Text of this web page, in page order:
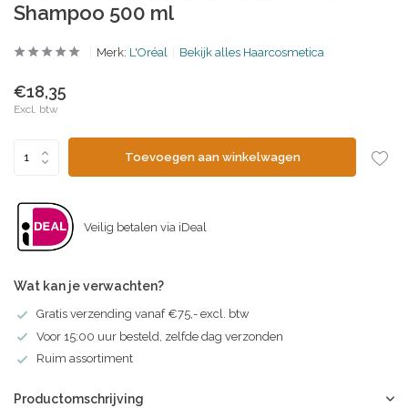
Shampoo 500 ml
Merk: L'Oréal Bekijk alles Haarcosmetica
€18,35
Excl. btw
Toevoegen aan winkelwagen
Veilig betalen via iDeal
Wat kan je verwachten?
Gratis verzending vanaf €75,- excl. btw
Voor 15:00 uur besteld, zelfde dag verzonden
Ruim assortiment
Productomschrijving